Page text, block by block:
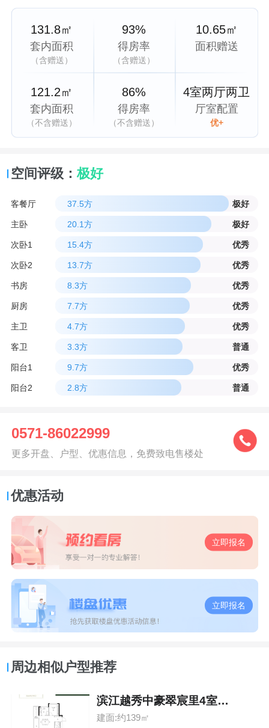
131.8㎡
套内面积
（含赠送）
121.2㎡
套内面积
（不含赠送）
93%
得房率
（含赠送）
86%
得房率
（不含赠送）
10.65㎡
面积赠送
4室两厅两卫
厅室配置
优+
空间评级：极好
客餐厅 37.5方 极好
主卧 20.1方 极好
次卧1 15.4方 优秀
次卧2 13.7方 优秀
书房 8.3方 优秀
厨房 7.7方 优秀
主卫 4.7方 优秀
客卫 3.3方 普通
阳台1 9.7方 优秀
阳台2 2.8方 普通
0571-86022999
更多开盘、户型、优惠信息，免费致电售楼处
优惠活动
立即报名
立即报名
周边相似户型推荐
滨江越秀中豪翠宸里4室2厅2卫
建面:约139㎡